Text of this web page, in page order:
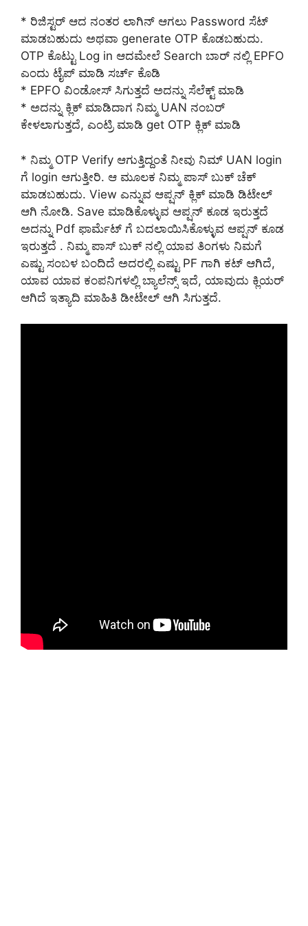
* ರಿಜಿಸ್ಟರ್ ಆದ ನಂತರ ಲಾಗಿನ್ ಆಗಲು Password ಸೆಟ್
ಮಾಡಬಹುದು ಅಥವಾ generate OTP ಕೊಡಬಹುದು.
OTP ಕೊಟ್ಟು Log in ಆದಮೇಲೆ Search ಬಾರ್ ನಲ್ಲಿ EPFO
ಎಂದು ಟೈಪ್ ಮಾಡಿ ಸರ್ಚ್ ಕೊಡಿ
* EPFO ವಿಂಡೋಸ್ ಸಿಗುತ್ತದೆ ಅದನ್ನು ಸೆಲೆಕ್ಟ್ ಮಾಡಿ
* ಅದನ್ನು ಕ್ಲಿಕ್ ಮಾಡಿದಾಗ ನಿಮ್ಮ UAN ನಂಬರ್
ಕೇಳಲಾಗುತ್ತದೆ, ಎಂಟ್ರಿ ಮಾಡಿ get OTP ಕ್ಲಿಕ್ ಮಾಡಿ
* ನಿಮ್ಮ OTP Verify ಆಗುತ್ತಿದ್ದಂತೆ ನೀವು ನಿಮ್ UAN login
ಗೆ login ಆಗುತ್ತೀರಿ. ಆ ಮೂಲಕ ನಿಮ್ಮ ಪಾಸ್ ಬುಕ್ ಚೆಕ್
ಮಾಡಬಹುದು. View ಎನ್ನುವ ಆಪ್ಷನ್ ಕ್ಲಿಕ್ ಮಾಡಿ ಡಿಟೇಲ್
ಆಗಿ ನೋಡಿ. Save ಮಾಡಿಕೊಳ್ಳುವ ಆಪ್ಷನ್ ಕೂಡ ಇರುತ್ತದೆ
ಅದನ್ನು Pdf ಫಾರ್ಮೆಟ್ ಗೆ ಬದಲಾಯಿಸಿಕೊಳ್ಳುವ ಆಪ್ಷನ್ ಕೂಡ
ಇರುತ್ತದೆ . ನಿಮ್ಮ ಪಾಸ್ ಬುಕ್ ನಲ್ಲಿ ಯಾವ ತಿಂಗಳು ನಿಮಗೆ
ಎಷ್ಟು ಸಂಬಳ ಬಂದಿದೆ ಅದರಲ್ಲಿ ಎಷ್ಟು PF ಗಾಗಿ ಕಟ್ ಆಗಿದೆ,
ಯಾವ ಯಾವ ಕಂಪನಿಗಳಲ್ಲಿ ಬ್ಯಾಲೆನ್ಸ್ ಇದೆ, ಯಾವುದು ಕ್ಲಿಯರ್
ಆಗಿದೆ ಇತ್ಯಾದಿ ಮಾಹಿತಿ ಡೀಟೇಲ್ ಆಗಿ ಸಿಗುತ್ತದೆ.